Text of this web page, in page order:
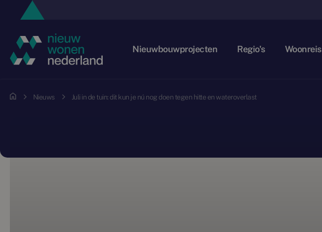
Nieuwbouwprojecten Regio's Woonreis
Nieuws Juli in de tuin: dit kun je nú nog doen tegen hitte en wateroverlast